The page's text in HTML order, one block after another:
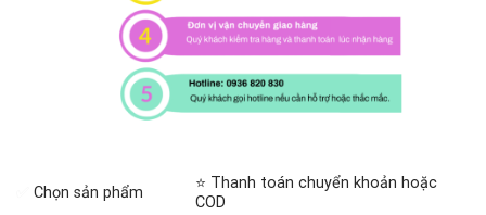
Chọn sản phẩm
⭐ Thanh toán chuyển khoản hoặc
COD